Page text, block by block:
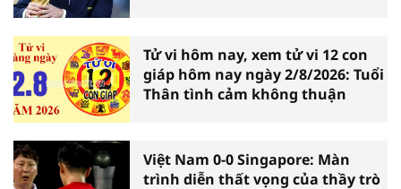
Tử vi hôm nay, xem tử vi 12 con
giáp hôm nay ngày 2/8/2026: Tuổi
Thân tình cảm không thuận
Việt Nam 0-0 Singapore: Màn
trình diễn thất vọng của thầy trò